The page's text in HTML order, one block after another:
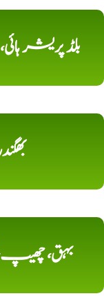
بلڈ پریشر
بہق،